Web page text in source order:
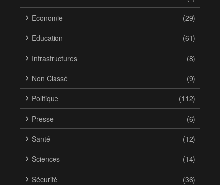
Economie (29)
Education (61)
Infrastructures (8)
Non Classé (9)
Politique (112)
Presse (6)
Santé (12)
Sciences (14)
Sécurité (36)